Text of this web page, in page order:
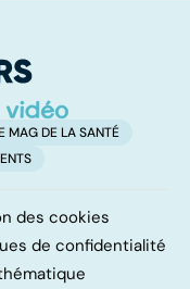
MAG DE LA SANTÉ
des cookies
de confidentialité